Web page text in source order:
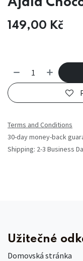
149,00 Kč
Terms and Conditions
30-day money-back
Shipping: 2-3 Business
Užitečné
Domovská stránka